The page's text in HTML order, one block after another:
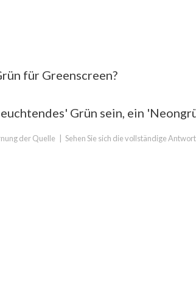
für Greenscreen?
Grün sein, ein
der Quelle Sehen Sie sich die vollständige